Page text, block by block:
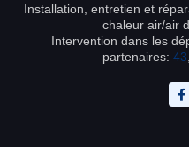
Installation, entretien et
chaleur air/air
Intervention dans les
partenaires: 43